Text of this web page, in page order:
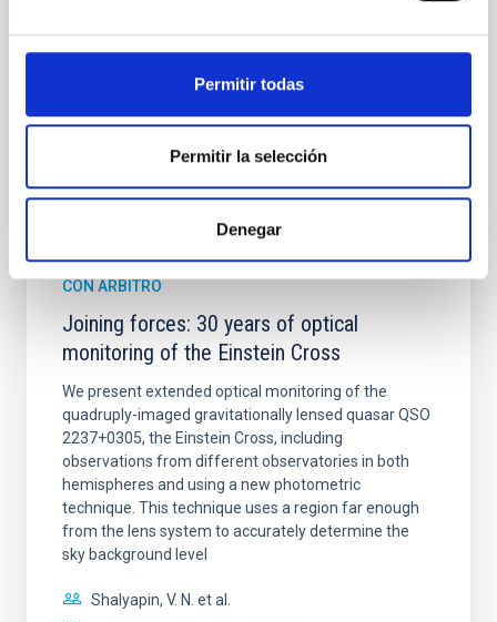
Permitir todas
Permitir la selección
Denegar
Sarrato-Alós, J. et al.
NÚMERO DE CITAS 1
CON ÁRBITRO
Joining forces: 30 years of optical
monitoring of the Einstein Cross
We present extended optical monitoring of the
quadruply-imaged gravitationally lensed quasar QSO
2237+0305, the Einstein Cross, including
observations from different observatories in both
hemispheres and using a new photometric
technique. This technique uses a region far enough
from the lens system to accurately determine the
sky background level
Shalyapin, V. N. et al.